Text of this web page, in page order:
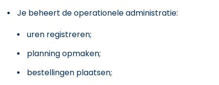
Je beheert de operationele administratie:
uren registreren;
planning opmaken;
bestellingen plaatsen;